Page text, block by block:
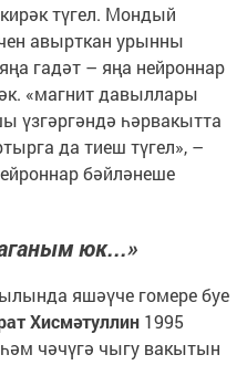
түгел. Мондый
авырткан урынны
гадәт – яңа нейроннар
«магнит давыллары
үзгәргәндә һәрвакытта
да тиеш түгел», –
бәйләнеше
юк...»
яшәүче гомере буе
Хисмәтуллин 1995
чәчүгә чыгу вакытын